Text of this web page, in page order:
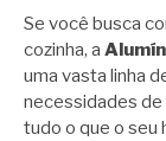
Se você busca
cozinha, a
uma vasta linha
necessidades de
tudo o que o seu